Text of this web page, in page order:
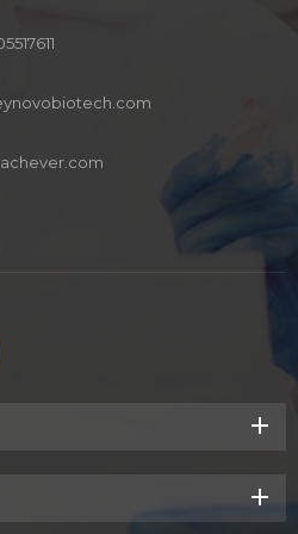
بشكل جيد بشكل عام، ولكن يجب
حساسية تجاه المحار أو مرض
للحفاظ على